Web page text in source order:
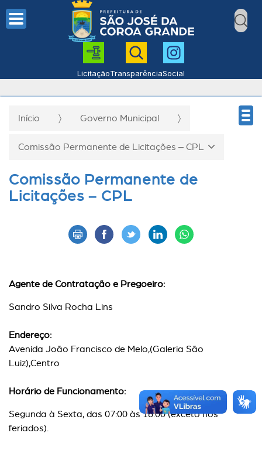
LicitaçãoTransparênciaSocial
Início Governo Municipal
Comissão Permanente de Licitações – CPL
Comissão Permanente de
Licitações – CPL
Agente de Contratação e Pregoeiro:
Sandro Silva Rocha Lins
Endereço:
Avenida João Francisco de Melo,(Galeria São
Luiz),Centro
Horário de Funcionamento:
Segunda à Sexta, das 07:00 às 16:00 (exceto nos
feriados).